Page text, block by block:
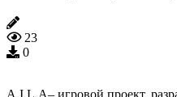
23
0
A.I.L.A– игровой проект,